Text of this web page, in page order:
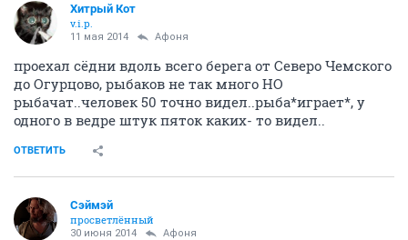
Хитрый Кот
v.i.p.
11 мая 2014 Aфоня
проехал сёдни вдоль всего берега от Северо Чемского
до Огурцово, рыбаков не так много НО
рыбачат..человек 50 точно видел..рыба*играет*, у
одного в ведре штук пяток каких- то видел..
ОТВЕТИТЬ
Сэймэй
просветлённый
30 июня 2014 Aфоня